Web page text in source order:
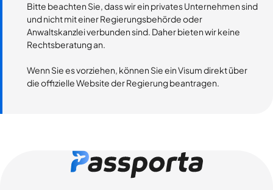
Bitte beachten Sie, dass wir ein privates Unternehmen sind
und nicht mit einer Regierungsbehörde oder
Anwaltskanzlei verbunden sind. Daher bieten wir keine
Rechtsberatung an.
Wenn Sie es vorziehen, können Sie ein Visum direkt über
die offizielle Website der Regierung beantragen.